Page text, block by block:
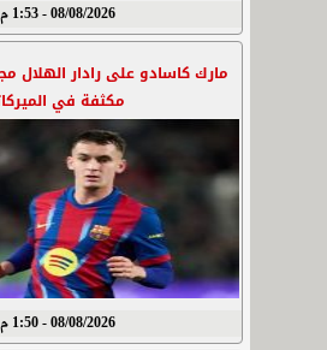
08/08/2026 - 1:53 م
مارك كاسادو على رادار الهلال
مكثفة في
08/08/2026 - 1:50 م